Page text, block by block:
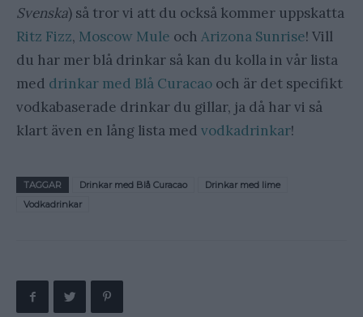
Svenska) så tror vi att du också kommer uppskatta
Ritz Fizz, Moscow Mule och Arizona Sunrise! Vill
du har mer blå drinkar så kan du kolla in vår lista
med drinkar med Blå Curacao och är det specifikt
vodkabaserade drinkar du gillar, ja då har vi så
klart även en lång lista med vodkadrinkar!
TAGGAR Drinkar med Blå Curacao
Drinkar med lime
Vodkadrinkar